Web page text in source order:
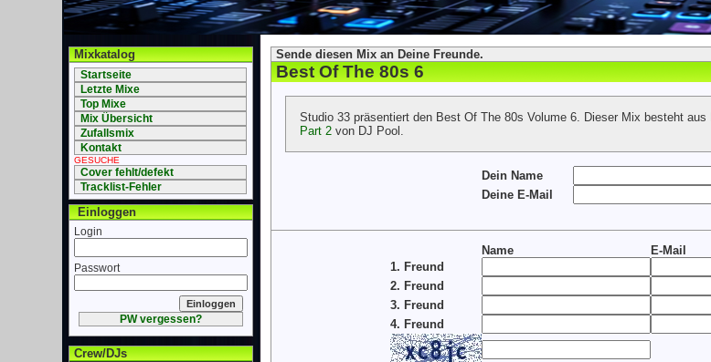
Mixkatalog
Startseite
Letzte Mixe
Top Mixe
Mix Übersicht
Zufallsmix
Kontakt
GESUCHE
Cover fehlt/defekt
Tracklist-Fehler
Einloggen
Login
Passwort
PW vergessen?
Crew/DJs
Sende diesen Mix an Deine Freunde.
Best Of The 80s 6
Studio 33 präsentiert den Best Of The 80s Volume 6. Dieser Mix besteht aus
Part 2von DJ Pool.
Dein Name
Deine E-Mail
Name
E-Mail
1. Freund
2. Freund
3. Freund
4. Freund